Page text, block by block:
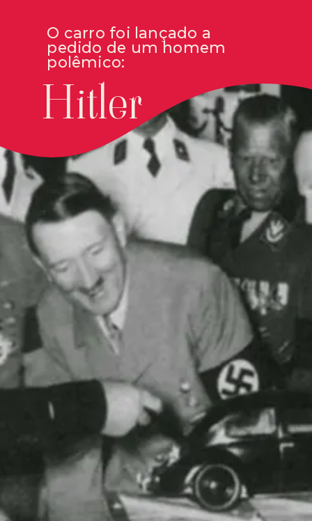
O carro foi lançado a
pedido de um homem
polêmico:
Hitler